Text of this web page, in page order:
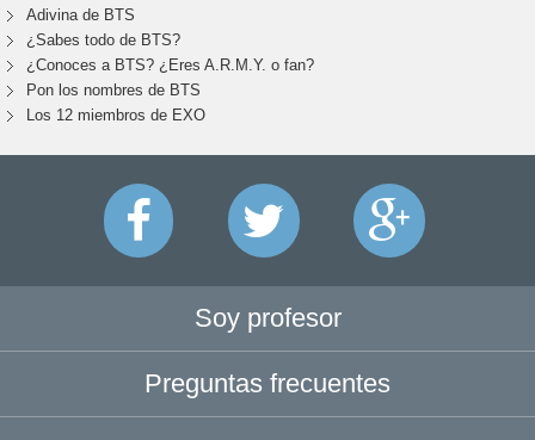
Adivina de BTS
¿Sabes todo de BTS?
¿Conoces a BTS? ¿Eres A.R.M.Y. o fan?
Pon los nombres de BTS
Los 12 miembros de EXO
Soy profesor
Preguntas frecuentes